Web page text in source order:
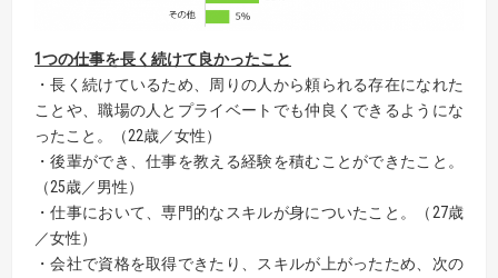
1 つの仕事を長く続けて良かったこと
・長く続けているため、周りの人から頼られる存在になれた
ことや、職場の人とプライベートでも仲良くできるようにな
ったこと。（22歳／女性）
・後輩ができ、仕事を教える経験を積むことができたこと。
（25歳／男性）
・仕事において、専門的なスキルが身についたこと。（27歳
／女性）
・会社で資格を取得できたり、スキルが上がったため、次の